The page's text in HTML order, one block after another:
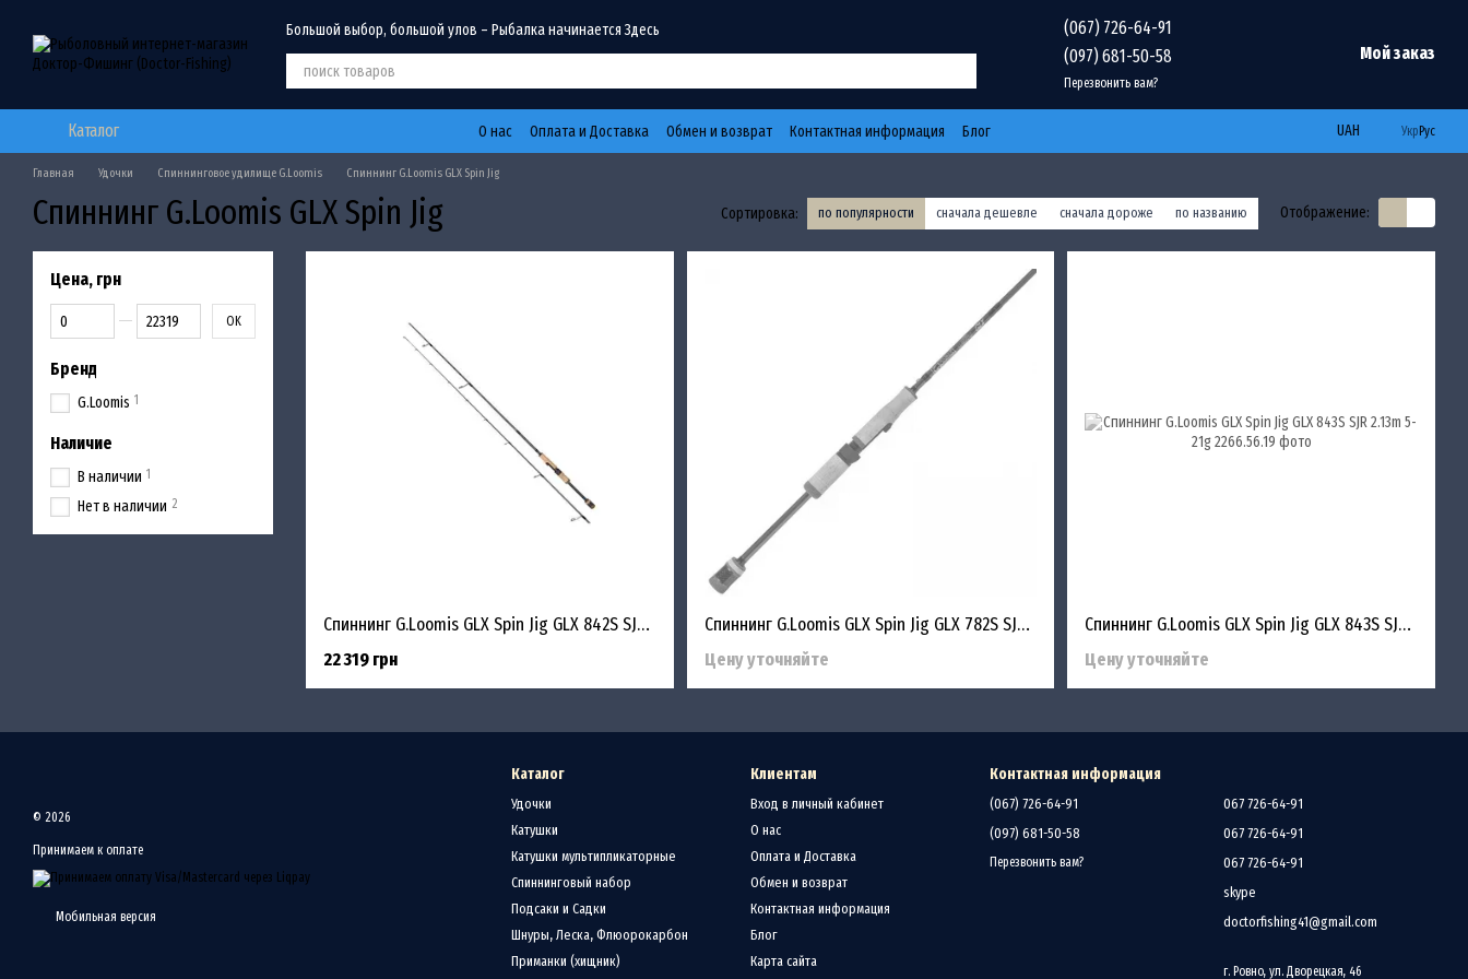
Большой выбор, большой улов – Рыбалка начинается Здесь
(067) 726-64-91
(097) 681-50-58
Перезвонить вам?
Мой заказ
Каталог О нас Оплата и Доставка Обмен и возврат Контактная информация Блог UAH Укр Рус
Главная Удочки Спиннинговое удилище G.Loomis Спиннинг G.Loomis GLX Spin Jig
Спиннинг G.Loomis GLX Spin Jig Сортировка: по популярности сначала дешевле сначала дороже по названию Отображение:
Спиннинг G.Loomis GLX Spin Jig GLX 842S SJR 2.13 3.5-10.5g
22 319 грн
Спиннинг G.Loomis GLX Spin Jig GLX 782S SJR 1.98m 3.5-10.5g
Цену уточняйте
Спиннинг G.Loomis GLX Spin Jig GLX 843S SJR 2.13m 5-21g
Цену уточняйте
Цена, грн
От Цена, грн
До Цена, грн OK
Бренд
G.Loomis 1
Наличие
В наличии 1
Нет в наличии 2
© 2026
Принимаем к оплате
Мобильная версия
Каталог
Удочки
Катушки
Катушки мультипликаторные
Спиннинговый набор
Подсаки и Садки
Шнуры, Леска, Флюорокарбон
Приманки (хищник)
Клиентам
Вход в личный кабинет
О нас
Оплата и Доставка
Обмен и возврат
Контактная информация
Блог
Карта сайта
Контактная информация
(067) 726-64-91
(097) 681-50-58
Перезвонить вам?
067 726-64-91
067 726-64-91
067 726-64-91
skype
doctorfishing41@gmail.com
г. Ровно, ул. Дворецкая, 46